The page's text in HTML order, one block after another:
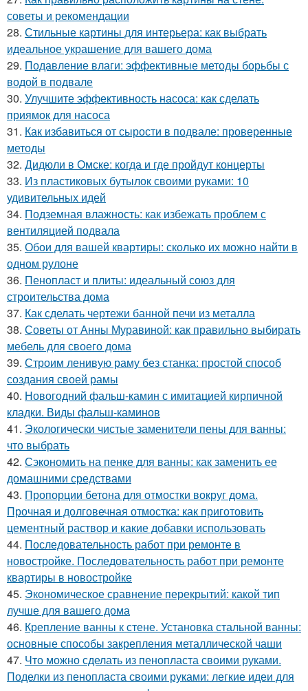
советы и рекомендации
28. Стильные картины для интерьера: как выбрать
идеальное украшение для вашего дома
29. Подавление влаги: эффективные методы борьбы с
водой в подвале
30. Улучшите эффективность насоса: как сделать
приямок для насоса
31. Как избавиться от сырости в подвале: проверенные
методы
32. Дидюли в Омске: когда и где пройдут концерты
33. Из пластиковых бутылок своими руками: 10
удивительных идей
34. Подземная влажность: как избежать проблем с
вентиляцией подвала
35. Обои для вашей квартиры: сколько их можно найти в
одном рулоне
36. Пенопласт и плиты: идеальный союз для
строительства дома
37. Как сделать чертежи банной печи из металла
38. Советы от Анны Муравиной: как правильно выбирать
мебель для своего дома
39. Строим ленивую раму без станка: простой способ
создания своей рамы
40. Новогодний фальш-камин с имитацией кирпичной
кладки. Виды фальш-каминов
41. Экологически чистые заменители пены для ванны:
что выбрать
42. Сэкономить на пенке для ванны: как заменить ее
домашними средствами
43. Пропорции бетона для отмостки вокруг дома.
Прочная и долговечная отмостка: как приготовить
цементный раствор и какие добавки использовать
44. Последовательность работ при ремонте в
новостройке. Последовательность работ при ремонте
квартиры в новостройке
45. Экономическое сравнение перекрытий: какой тип
лучше для вашего дома
46. Крепление ванны к стене. Установка стальной ванны:
основные способы закрепления металлической чаши
47. Что можно сделать из пенопласта своими руками.
Поделки из пенопласта своими руками: легкие идеи для